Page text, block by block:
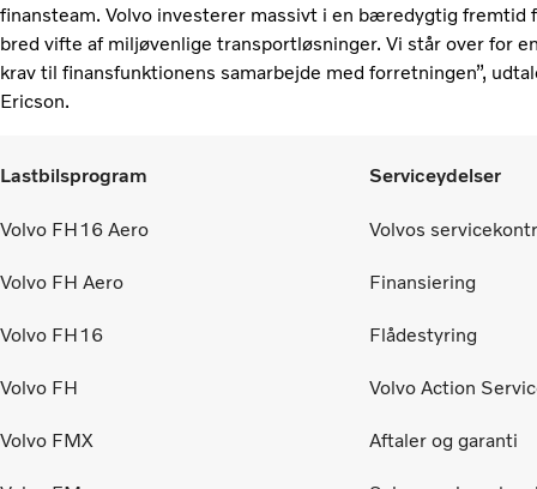
finansteam. Volvo investerer massivt i en bæredygtig fremtid
bred vifte af miljøvenlige transportløsninger. Vi står over for
krav til finansfunktionens samarbejde med forretningen”,
Ericson.
Lastbilsprogram
Volvo FH16 Aero
Volvo FH Aero
Volvo FH16
Volvo FH
Volvo FMX
Serviceydelser
Volvos
Finansiering
Flådestyring
Volvo Action
Aftaler og garanti